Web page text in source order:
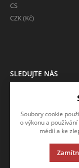
CS
CZK (Kč)
SLEDUJTE NÁS
Tato stránka používá
Soubory cookie
o výkonu a
médií a ke